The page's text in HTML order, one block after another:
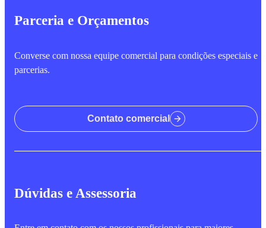
Parceria e Orçamentos
Converse com nossa equipe comercial para condições especiais e
parcerias.
Contato comercial
Dúvidas e Assessoria